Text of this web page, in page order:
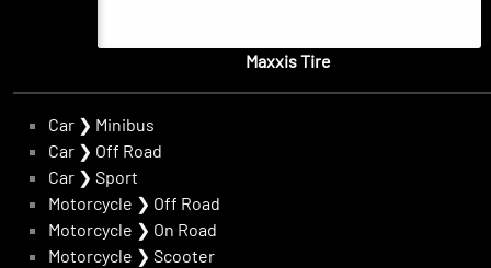
Maxxis Tire
Car ❯ Minibus
Car ❯ Off Road
Car ❯ Sport
Motorcycle ❯ Off Road
Motorcycle ❯ On Road
Motorcycle ❯ Scooter